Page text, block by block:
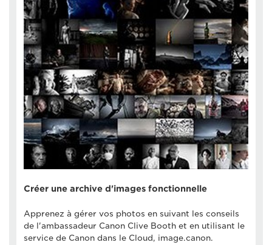
Créer une archive d'images fonctionnelle
Apprenez à gérer vos photos en suivant les conseils
de l'ambassadeur Canon Clive Booth et en utilisant le
service de Canon dans le Cloud, image.canon.